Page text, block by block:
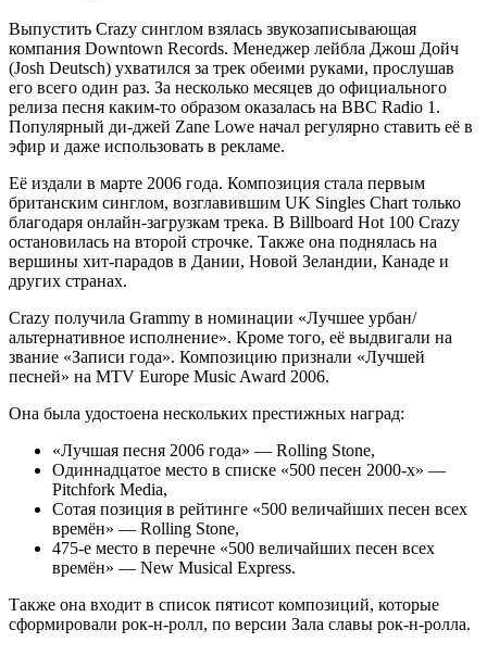
Выпустить Crazy синглом взялась звукозаписывающая
компания Downtown Records. Менеджер лейбла Джош Дойч
(Josh Deutsch) ухватился за трек обеими руками, прослушав
его всего один раз. За несколько месяцев до официального
релиза песня каким-то образом оказалась на BBC Radio 1.
Популярный ди-джей Zane Lowe начал регулярно ставить её в
эфир и даже использовать в рекламе.
Её издали в марте 2006 года. Композиция стала первым
британским синглом, возглавившим UK Singles Chart только
благодаря онлайн-загрузкам трека. В Billboard Hot 100 Crazy
остановилась на второй строчке. Также она поднялась на
вершины хит-парадов в Дании, Новой Зеландии, Канаде и
других странах.
Crazy получила Grammy в номинации «Лучшее урбан/
альтернативное исполнение». Кроме того, её выдвигали на
звание «Записи года». Композицию признали «Лучшей
песней» на MTV Europe Music Award 2006.
Она была удостоена нескольких престижных наград:
«Лучшая песня 2006 года» — Rolling Stone,
Одиннадцатое место в списке «500 песен 2000-х» —
Pitchfork Media,
Сотая позиция в рейтинге «500 величайших песен всех
времён» — Rolling Stone,
475-е место в перечне «500 величайших песен всех
времён» — New Musical Express.
Также она входит в список пятисот композиций, которые
сформировали рок-н-ролл, по версии Зала славы рок-н-ролла.